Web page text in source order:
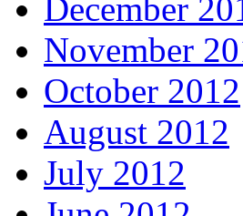
December
November
October 2012
August 2012
July 2012